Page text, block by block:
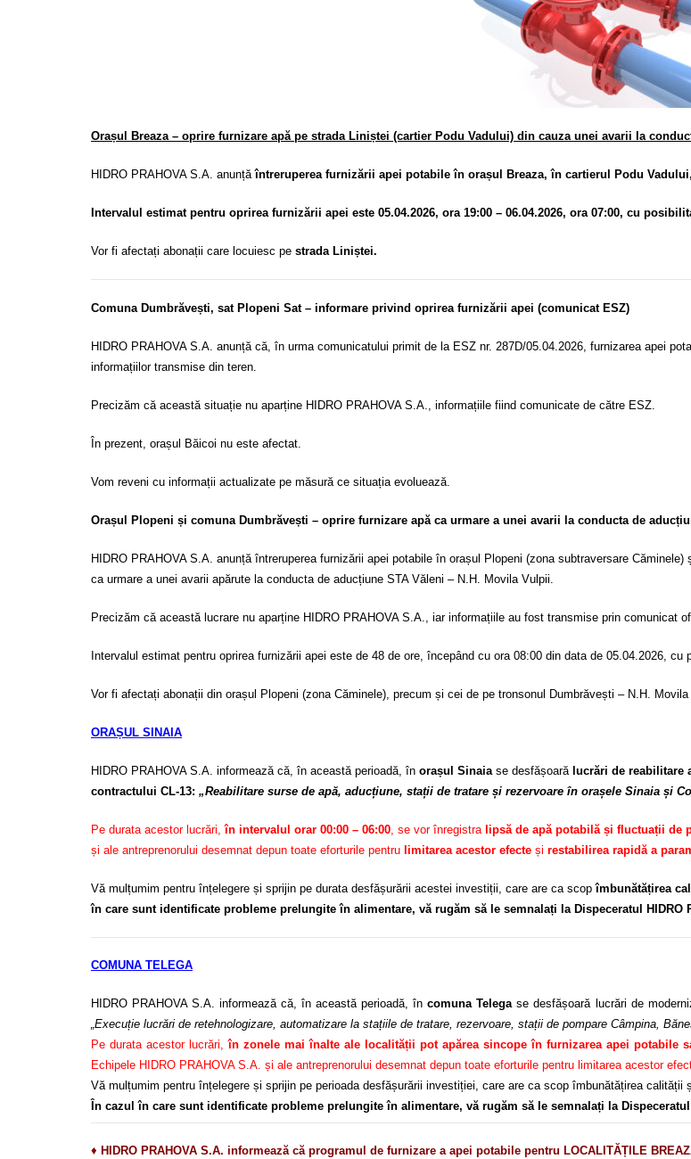
Orașul Breaza – oprire furnizare apă pe strada Liniștei (cartier Podu Vadului) din cauza unei avarii la
HIDRO PRAHOVA S.A. anunțăîntreruperea furnizării apei potabile în orașul Breaza, în cartierul Podu
Intervalul estimat pentru oprirea furnizării apei este 05.04.2026, ora 19:00 – 06.04.2026, ora 07:00, cu
Vor fi afectați abonații care locuiesc pe strada Liniștei.
Comuna Dumbrăvești, sat Plopeni Sat – informare privind oprirea furnizării apei (comunicat ESZ)
HIDRO PRAHOVA S.A. anunță că, în urma comunicatului primit de la ESZ nr. 287D/05.04.2026, furnizarea apei
informațiilor transmise din teren.
Precizăm că această situație nu aparține HIDRO PRAHOVA S.A., informațiile fiind comunicate de către ESZ.
În prezent, orașul Băicoi nu este afectat.
Vom reveni cu informații actualizate pe măsură ce situația evoluează.
Orașul Plopeni și comuna Dumbrăvești – oprire furnizare apă ca urmare a unei avarii la conducta de
HIDRO PRAHOVA S.A. anunță întreruperea furnizării apei potabile în orașul Plopeni (zona subtraversare
ca urmare a unei avarii apărute la conducta de aducțiune STA Văleni – N.H. Movila Vulpii.
Precizăm că această lucrare nu aparține HIDRO PRAHOVA S.A., iar informațiile au fost transmise prin comunicat
Intervalul estimat pentru oprirea furnizării apei este de 48 de ore, începând cu ora 08:00 din data de 05.04.2026,
Vor fi afectați abonații din orașul Plopeni (zona Căminele), precum și cei de pe tronsonul Dumbrăvești – N.H. Movila
ORAȘUL SINAIA
HIDRO PRAHOVA S.A. informează că, în această perioadă, în orașul Sinaia se desfășoară lucrări de reabilitare
contractului CL-13: „Reabilitare surse de apă, aducțiune, stații de tratare și rezervoare în orașele Sinaia și
Pe durata acestor lucrări,în intervalul orar 00:00 – 06:00 , se vor înregistra lipsă de apă potabilă și fluctuații de
și ale antreprenorului desemnat depun toate eforturile pentru limitarea acestor efecte și restabilirea rapidă a
Vă mulțumim pentru înțelegere și sprijin pe durata desfășurării acestei investiții, care are ca scopîmbunătățirea
în care sunt identificate probleme prelungite în alimentare, vă rugăm să le semnalați la Dispeceratul HIDRO
COMUNA TELEGA
HIDRO PRAHOVA S.A. informează că, în această perioadă, în comuna Telegase desfășoară lucrări de
„Execuție lucrări de retehnologizare, automatizare la stațiile de tratare, rezervoare, stații de pompare Câmpina,
Pe durata acestor lucrări,în zonele mai înalte ale localității pot apărea sincope în furnizarea apei
Echipele HIDRO PRAHOVA S.A. și ale antreprenorului desemnat depun toate eforturile pentru limitarea acestor
Vă mulțumim pentru înțelegere și sprijin pe perioada desfășurării investiției, care are ca scop îmbunătățirea
În cazul în care sunt identificate probleme prelungite în alimentare, vă rugăm să le semnalați la Dispeceratul
♦ HIDRO PRAHOVA S.A. informează că programul de furnizare a apei potabile pentru LOCALITĂȚILE